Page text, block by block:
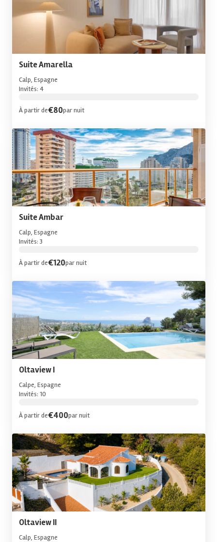
Suite Amarella
Calp, Espagne
Invités: 4
À partir de€80par nuit
Suite Ambar
Calp, Espagne
Invités: 3
À partir de€120par nuit
Oltaview I
Calpe, Espagne
Invités: 10
À partir de€400par nuit
Oltaview II
Calp, Espagne